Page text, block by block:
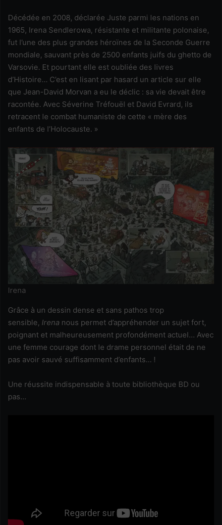
Décédée en 2008, déclarée Juste parmi les nations en
1965, Irena Sendlerowa, résistante et militante polonaise,
fut l’une des plus grandes héroïnes de la Seconde Guerre
mondiale, sauvant près de 2500 enfants juifs du ghetto de
Varsovie. Et pourtant elle est oubliée des livres
d’Histoire… C’est en lisant par hasard un article sur elle
que Jean-David Morvan a eu le déclic : sa vie devait être
racontée. Avec Séverine Tréfouël et David Evrard, ils
retracent le combat humaniste de cette « mère des
enfants de l’Holocauste. »
Irena
Grâce à un dessin dense et sans pathos trop
sensible, Irena nous permet d’appréhender un sujet fort,
poignant et malheureusement profondément actuel… Avec
une femme courage dont le drame personnel était de ne
pas avoir sauvé suffisamment d’enfants… !
Une réussite indispensable à toute bibliothèque BD ou
pas…